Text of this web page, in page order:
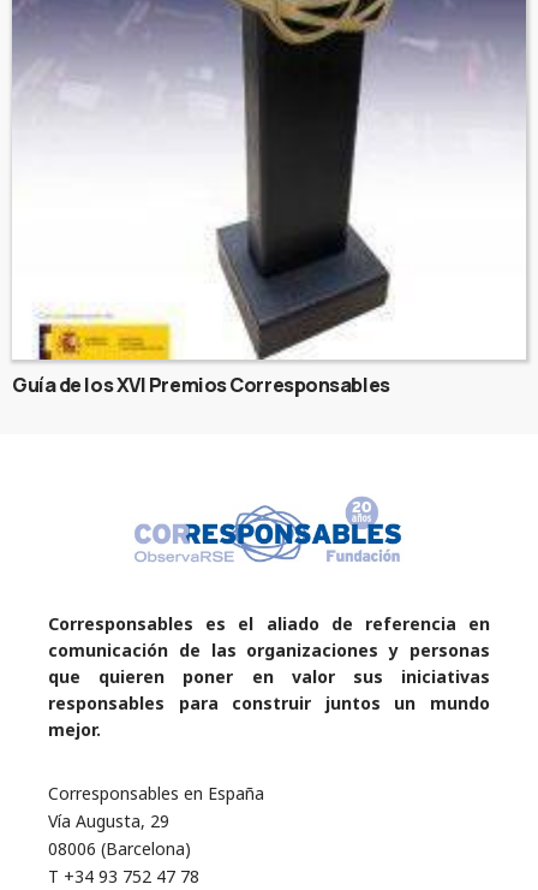
Guía de los XVI Premios Corresponsables
Corresponsables es el aliado de referencia en
comunicación de las organizaciones y personas
que quieren poner en valor sus iniciativas
responsables para construir juntos un mundo
mejor.
Corresponsables en España
Vía Augusta, 29
08006 (Barcelona)
T +34 93 752 47 78